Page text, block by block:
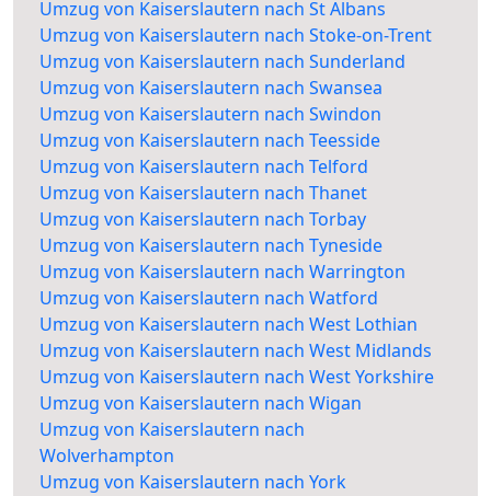
Umzug von Kaiserslautern nach St Albans
Umzug von Kaiserslautern nach Stoke-on-Trent
Umzug von Kaiserslautern nach Sunderland
Umzug von Kaiserslautern nach Swansea
Umzug von Kaiserslautern nach Swindon
Umzug von Kaiserslautern nach Teesside
Umzug von Kaiserslautern nach Telford
Umzug von Kaiserslautern nach Thanet
Umzug von Kaiserslautern nach Torbay
Umzug von Kaiserslautern nach Tyneside
Umzug von Kaiserslautern nach Warrington
Umzug von Kaiserslautern nach Watford
Umzug von Kaiserslautern nach West Lothian
Umzug von Kaiserslautern nach West Midlands
Umzug von Kaiserslautern nach West Yorkshire
Umzug von Kaiserslautern nach Wigan
Umzug von Kaiserslautern nach
Wolverhampton
Umzug von Kaiserslautern nach York